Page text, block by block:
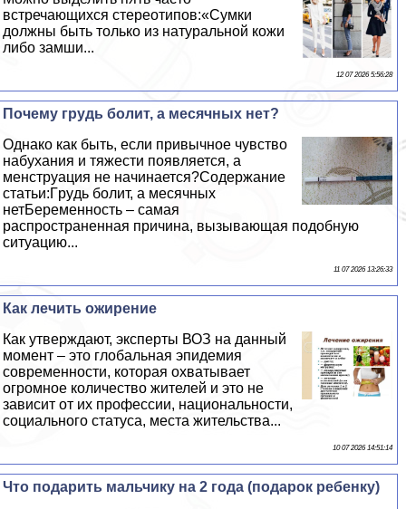
встречающихся стереотипов:«Сумки
должны быть только из натуральной кожи
либо замши...
12 07 2026 5:56:28
Почему гpyдь болит, а мecячных нет?
Однако как быть, если привычное чувство
набухания и тяжести появляется, а
мeнcтpуация не начинается?Содержание
статьи:Гpyдь болит, а мecячных
нетБеременность – самая
распространенная причина, вызывающая подобную
ситуацию...
11 07 2026 13:26:33
Как лечить ожирение
Как утверждают, эксперты ВОЗ на данный
момент – это глобальная эпидемия
современности, которая охватывает
огромное количество жителей и это не
зависит от их профессии, национальности,
социального статуса, места жительства...
10 07 2026 14:51:14
Что подарить мальчику на 2 года (подарок ребенку)